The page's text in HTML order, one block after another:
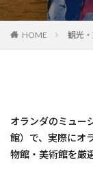
HOME 観光
オランダのミュー
館）で、実際にオ
物館・美術館を厳